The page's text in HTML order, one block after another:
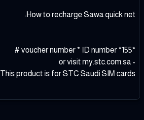
How to recharge Sawa quick net:
*155* voucher number * ID number #
- or visit my.stc.com.sa
This product is for STC Saudi SIM cards